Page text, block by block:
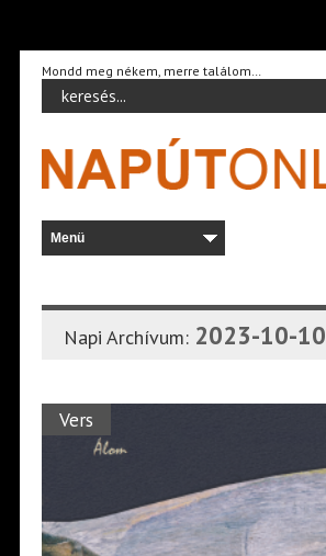
Mondd meg nékem, merre találom…
Napi Archívum: 2023-10-10
Vers